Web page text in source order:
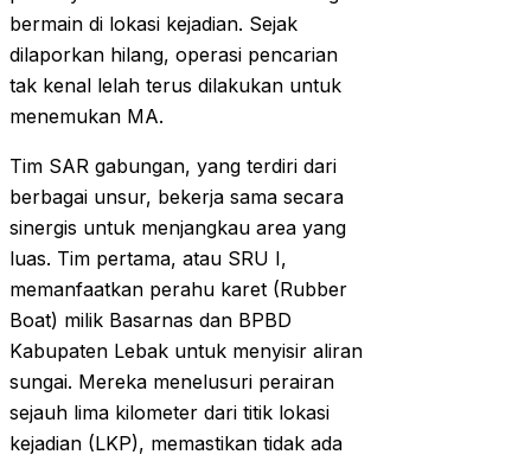
bermain di lokasi kejadian. Sejak
dilaporkan hilang, operasi pencarian
tak kenal lelah terus dilakukan untuk
menemukan MA.
Tim SAR gabungan, yang terdiri dari
berbagai unsur, bekerja sama secara
sinergis untuk menjangkau area yang
luas. Tim pertama, atau SRU I,
memanfaatkan perahu karet (Rubber
Boat) milik Basarnas dan BPBD
Kabupaten Lebak untuk menyisir aliran
sungai. Mereka menelusuri perairan
sejauh lima kilometer dari titik lokasi
kejadian (LKP), memastikan tidak ada